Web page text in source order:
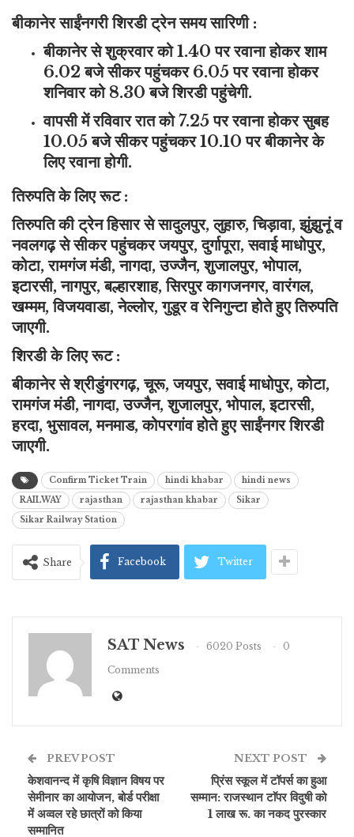
बीकानेर साईंनगरी शिरडी ट्रेन समय सारिणी :
बीकानेर से शुक्रवार को 1.40 पर रवाना होकर शाम
6.02 बजे सीकर पहुंचकर 6.05 पर रवाना होकर
शनिवार को 8.30 बजे शिरडी पहुंचेगी.
वापसी में रविवार रात को 7.25 पर रवाना होकर सुबह
10.05 बजे सीकर पहुंचकर 10.10 पर बीकानेर के
लिए रवाना होगी.
तिरुपति के लिए रूट :
तिरुपति की ट्रेन हिसार से सादुलपुर, लुहारु, चिड़ावा, झुंझुनूं व
नवलगढ़ से सीकर पहुंचकर जयपुर, दुर्गापूरा, सवाई माधोपुर,
कोटा, रामगंज मंडी, नागदा, उज्जैन, शुजालपुर, भोपाल,
इटारसी, नागपुर, बल्हारशाह, सिरपुर कागजनगर, वारंगल,
खम्मम, विजयवाडा, नेल्लोर, गुडूर व रेनिगुन्टा होते हुए तिरुपति
जाएगी.
शिरडी के लिए रूट :
बीकानेर से श्रीडुंगरगढ़, चूरू, जयपुर, सवाई माधोपुर, कोटा,
रामगंज मंडी, नागदा, उज्जैन, शुजालपुर, भोपाल, इटारसी,
हरदा, भुसावल, मनमाड, कोपरगांव होते हुए साईंनगर शिरडी
जाएगी.
Confirm Ticket Train hindi khabar
hindi news
RAILWAY
rajasthan rajasthan khabar
Sikar
Sikar Railway Station
Share Facebook Twitter
SAT News 6020 Posts
0
Comments
PREV POST
केशवानन्द में कृषि विज्ञान विषय पर
सेमीनार का आयोजन, बोर्ड परीक्षा
में अव्वल रहे छात्रों को किया
सम्मानित
NEXT POST
प्रिंस स्कूल में टॉपर्स का हुआ
सम्मान: राजस्थान टाॅपर विदुषी को
1 लाख रू. का नकद पुरस्कार